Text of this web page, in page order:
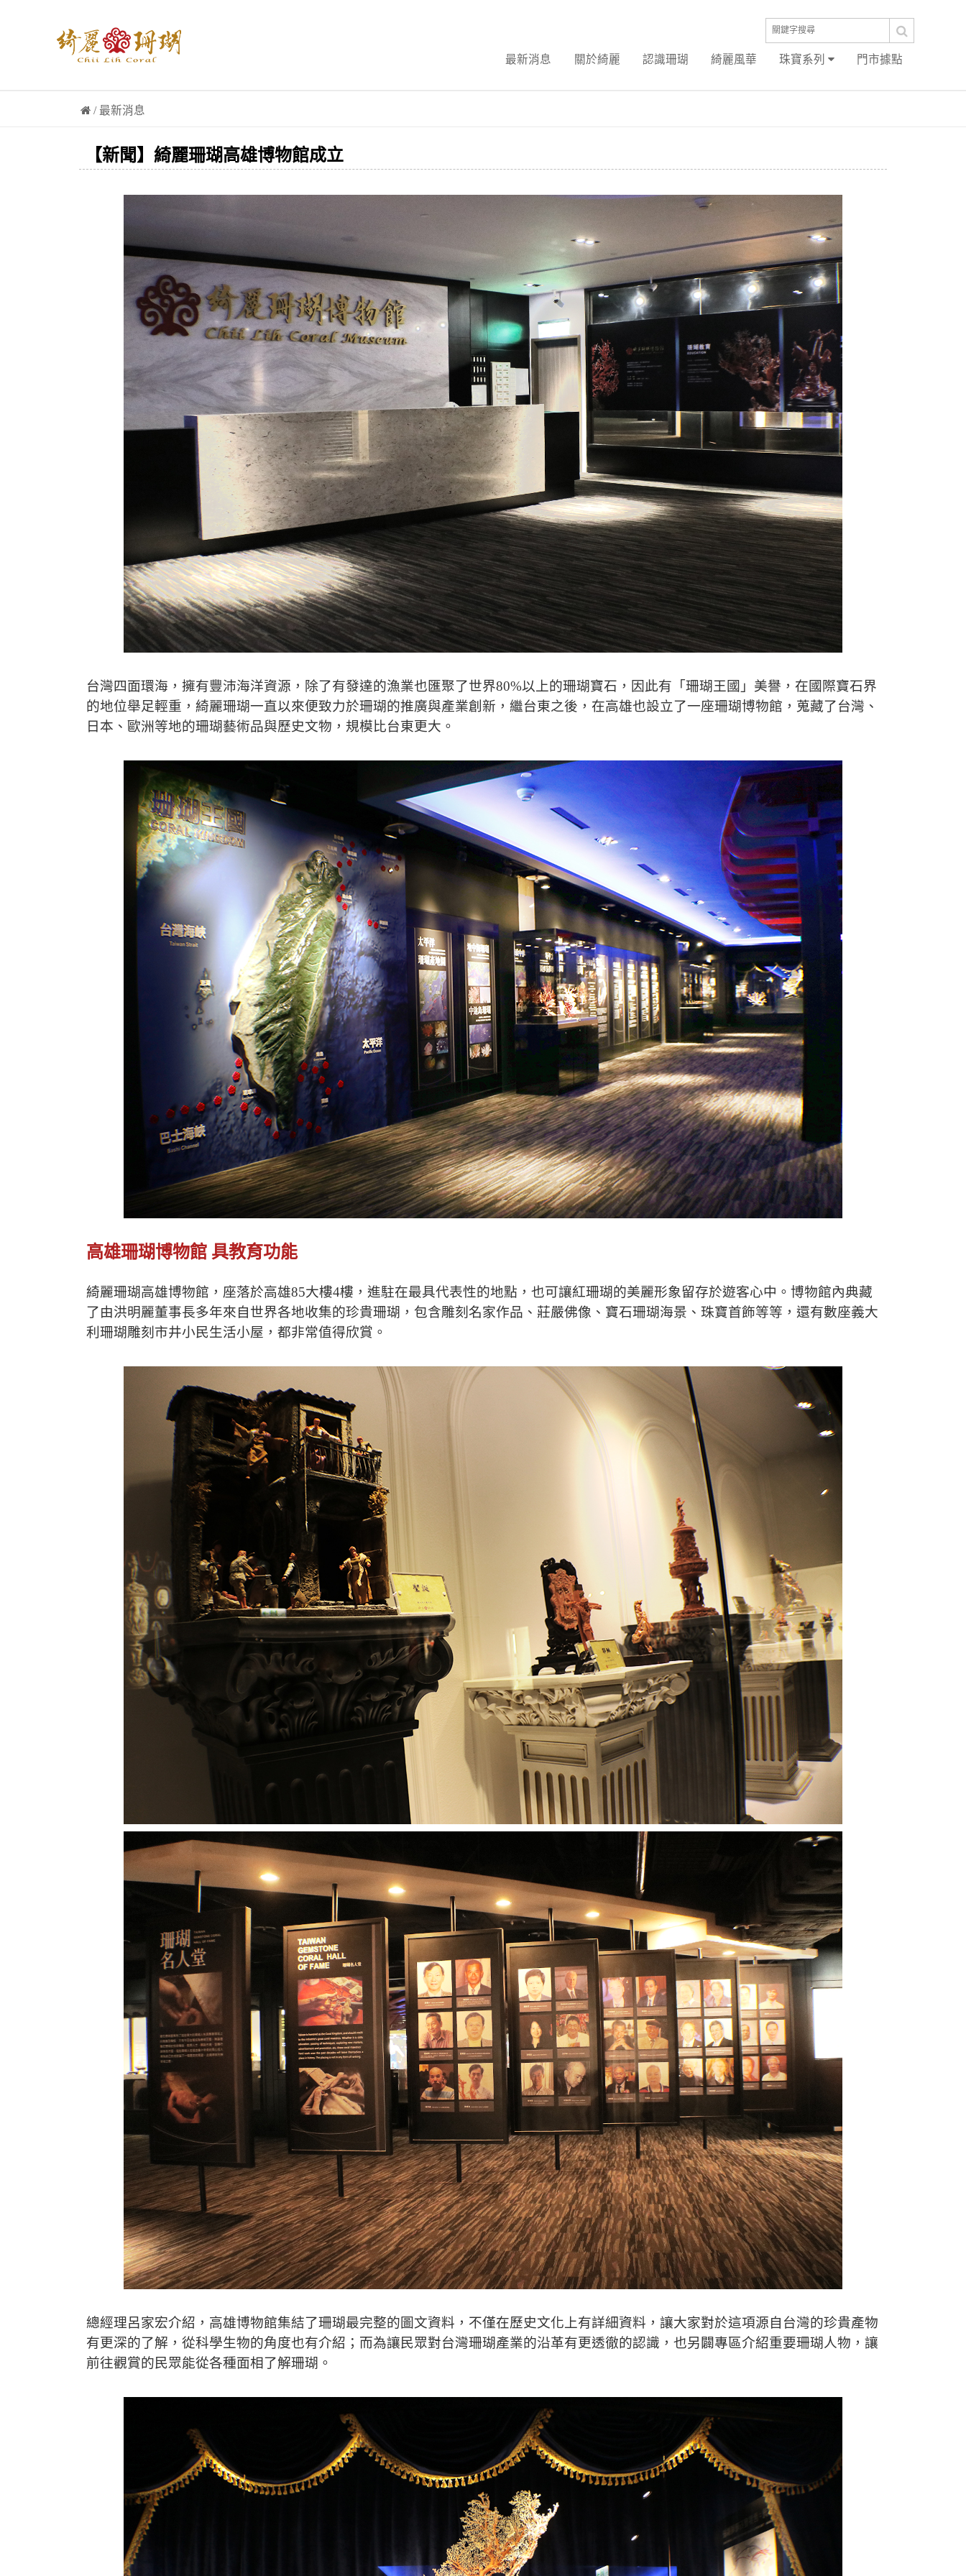
最新消息 關於綺麗 認識珊瑚 綺麗風華 珠寶系列 門市據點
/ 最新消息
【新聞】綺麗珊瑚高雄博物館成立
台灣四面環海，擁有豐沛海洋資源，除了有發達的漁業也匯聚了世界80%以上的珊瑚寶石，因此有「珊瑚王國」美譽，在國際寶石界
的地位舉足輕重，綺麗珊瑚一直以來便致力於珊瑚的推廣與產業創新，繼台東之後，在高雄也設立了一座珊瑚博物館，蒐藏了台灣、
日本、歐洲等地的珊瑚藝術品與歷史文物，規模比台東更大。
高雄珊瑚博物館 具教育功能
綺麗珊瑚高雄博物館，座落於高雄85大樓4樓，進駐在最具代表性的地點，也可讓紅珊瑚的美麗形象留存於遊客心中。博物館內典藏
了由洪明麗董事長多年來自世界各地收集的珍貴珊瑚，包含雕刻名家作品、莊嚴佛像、寶石珊瑚海景、珠寶首飾等等，還有數座義大
利珊瑚雕刻市井小民生活小屋，都非常值得欣賞。
總經理呂家宏介紹，高雄博物館集結了珊瑚最完整的圖文資料，不僅在歷史文化上有詳細資料，讓大家對於這項源自台灣的珍貴產物
有更深的了解，從科學生物的角度也有介紹；而為讓民眾對台灣珊瑚產業的沿革有更透徹的認識，也另闢專區介紹重要珊瑚人物，讓
前往觀賞的民眾能從各種面相了解珊瑚。